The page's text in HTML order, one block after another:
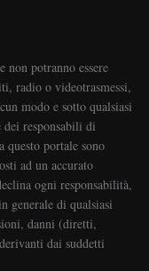
potranno essere
radio o videotrasmessi,
modo e sotto qualsiasi
responsabili di
portale sono
ad un accurato
ogni responsabilità,
generale di qualsiasi
danni (diretti,
dai suddetti